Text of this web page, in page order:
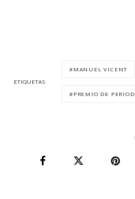
ETIQUETAS
MANUEL VICENT
PREMIO DE